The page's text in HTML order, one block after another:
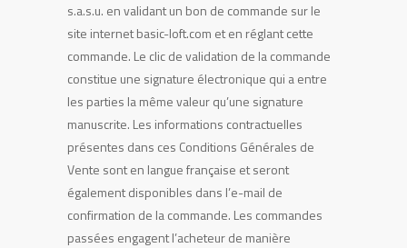
s.a.s.u. en validant un bon de commande sur le
site internet basic-loft.com et en réglant cette
commande. Le clic de validation de la commande
constitue une signature électronique qui a entre
les parties la même valeur qu’une signature
manuscrite. Les informations contractuelles
présentes dans ces Conditions Générales de
Vente sont en langue française et seront
également disponibles dans l’e-mail de
confirmation de la commande. Les commandes
passées engagent l’acheteur de manière